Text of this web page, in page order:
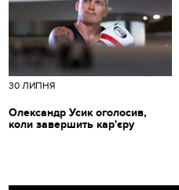
30 ЛИПНЯ
Олександр Усик оголосив,
коли завершить кар'єру